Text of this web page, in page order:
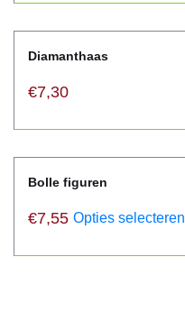
Diamanthaas
€7,30
Bolle figuren
€7,55 Opties selecteren